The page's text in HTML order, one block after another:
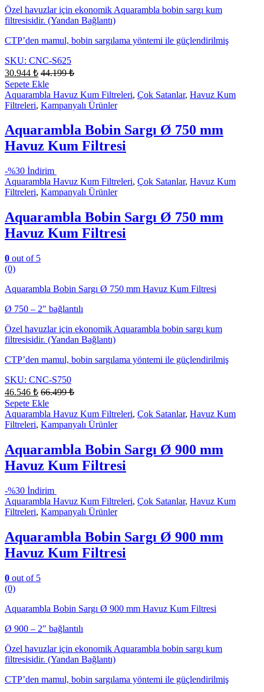
Özel havuzlar için ekonomik Aquarambla bobin sargı kum
filtresisidir. (Yandan Bağlantı)
CTP’den mamul, bobin sargılama yöntemi ile güçlendirilmiş
SKU: CNC-S625
30.944 ₺ 44.199₺
Sepete Ekle
Aquarambla Havuz Kum Filtreleri, Çok Satanlar, Havuz Kum
Filtreleri, Kampanyalı Ürünler
Aquarambla Bobin Sargı Ø 750 mm
Havuz Kum Filtresi
-%30 İndirim
Aquarambla Havuz Kum Filtreleri, Çok Satanlar, Havuz Kum
Filtreleri, Kampanyalı Ürünler
Aquarambla Bobin Sargı Ø 750 mm
Havuz Kum Filtresi
0 out of 5
(0)
Aquarambla Bobin Sargı Ø 750 mm Havuz Kum Filtresi
Ø 750 – 2″ bağlantılı
Özel havuzlar için ekonomik Aquarambla bobin sargı kum
filtresisidir. (Yandan Bağlantı)
CTP’den mamul, bobin sargılama yöntemi ile güçlendirilmiş
SKU: CNC-S750
46.546 ₺ 66.499₺
Sepete Ekle
Aquarambla Havuz Kum Filtreleri, Çok Satanlar, Havuz Kum
Filtreleri, Kampanyalı Ürünler
Aquarambla Bobin Sargı Ø 900 mm
Havuz Kum Filtresi
-%30 İndirim
Aquarambla Havuz Kum Filtreleri, Çok Satanlar, Havuz Kum
Filtreleri, Kampanyalı Ürünler
Aquarambla Bobin Sargı Ø 900 mm
Havuz Kum Filtresi
0 out of 5
(0)
Aquarambla Bobin Sargı Ø 900 mm Havuz Kum Filtresi
Ø 900 – 2″ bağlantılı
Özel havuzlar için ekonomik Aquarambla bobin sargı kum
filtresisidir. (Yandan Bağlantı)
CTP’den mamul, bobin sargılama yöntemi ile güçlendirilmiş